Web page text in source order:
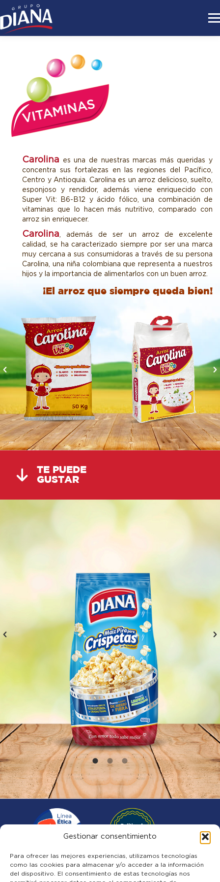
Gestionar consentimiento
Para ofrecer las mejores experiencias, utilizamos tecnologías
como las cookies para almacenar y/o acceder a la información
del dispositivo. El consentimiento de estas tecnologías nos
Carolina es una de nuestras marcas más queridas y
concentra sus fortalezas en las regiones del Pacífico,
Centro y Antioquia. Carolina es un arroz delicioso, suelto,
esponjoso y rendidor, además viene enriquecido con
Super Vit: B6-B12 y ácido fólico, una combinación de
vitaminas que lo hacen más nutritivo, comparado con
arroz sin enriquecer.
Carolina , además de ser un arroz de excelente
calidad, se ha caracterizado siempre por ser una marca
muy cercana a sus consumidoras a través de su persona
Carolina, una niña colombiana que representa a nuestros
hijos y la importancia de alimentarlos con un buen arroz.
¡El arroz que siempre queda bien!
TE PUEDE
GUSTAR
Quiénes somos